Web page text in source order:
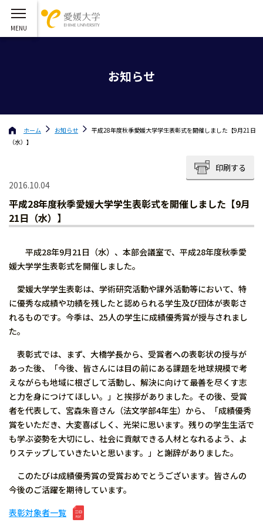
お知らせ
ホーム お知らせ
平成28年度秋季愛媛大学学生表彰式を開催しました【9月21日
（水）】
印刷する
2016.10.04
平成28年度秋季愛媛大学学生表彰式を開催しました【9月
21日（水）】
平成28年9月21日（水）、本部会議室で、平成28年度秋季愛
媛大学学生表彰式を開催しました。
愛媛大学学生表彰は、学術研究活動や課外活動等において、特
に優秀な成績や功績を残したと認められる学生及び団体が表彰さ
れるものです。今季は、25人の学生に成績優秀賞が授与されまし
た。
表彰式では、まず、大橋学長から、受賞者への表彰状の授与が
あった後、「今後、皆さんには目の前にある課題を地球規模で考
えながらも地域に根ざして活動し、解決に向けて最善を尽くす志
と力を身につけてほしい。」と挨拶がありました。その後、受賞
者を代表して、宮森朱音さん（法文学部4年生）から、「成績優秀
賞をいただき、大変喜ばしく、光栄に思います。残りの学生生活で
も学ぶ姿勢を大切にし、社会に貢献できる人材となれるよう、よ
りステップしていきたいと思います。」と謝辞がありました。
このたびは成績優秀賞の受賞おめでとうございます。皆さんの
今後のご活躍を期待しています。
表彰対象者一覧